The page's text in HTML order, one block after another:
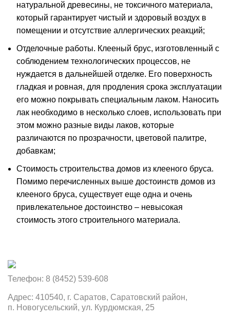
натуральной древесины, не токсичного материала,
который гарантирует чистый и здоровый воздух в
помещении и отсутствие аллергических реакций;
Отделочные работы. Клееный брус, изготовленный с
соблюдением технологических процессов, не
нуждается в дальнейшей отделке. Его поверхность
гладкая и ровная, для продления срока эксплуатации
его можно покрывать специальным лаком. Наносить
лак необходимо в несколько слоев, использовать при
этом можно разные виды лаков, которые
различаются по прозрачности, цветовой палитре,
добавкам;
Стоимость строительства домов из клееного бруса.
Помимо перечисленных выше достоинств домов из
клееного бруса, существует еще одна и очень
привлекательное достоинство – невысокая
стоимость этого строительного материала.
Телефон: 8 (8452) 539-608
Адрес: 410540, г. Саратов, Саратовский район,
п. Новогусельский, ул. Курдюмская, 25